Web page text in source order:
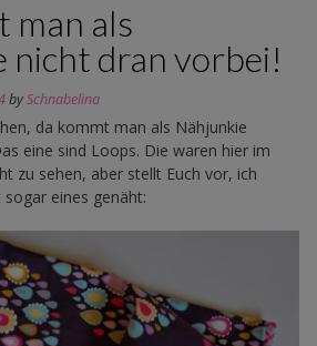
man als
nicht dran vorbei!
bySchnabelina
da kommt man als Nähjunkie
eine sind Loops. Die waren hier im
zu sehen, aber stellt Euch vor, ich
eines genäht: